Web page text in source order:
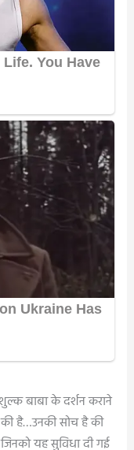
बाबा के दर्शन कराने
की है…उनकी सोच है की
यह सुविधा दी गई